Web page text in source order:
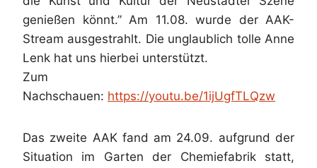
genießen könnt.” Am 11.08. wurde der AAK-
Stream ausgestrahlt. Die unglaublich tolle Anne
Lenk hat uns hierbei unterstützt.
Zum
Nachschauen: https://youtu.be/1ijUgfTLQzw
Das zweite AAK fand am 24.09. aufgrund der
Situation im Garten der Chemiefabrik statt,